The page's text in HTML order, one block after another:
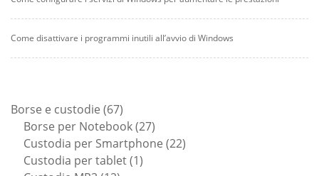
Come disattivare i programmi inutili all’avvio di Windows
Borse e custodie 6767
prodotti
Borse per Notebook 2727
prodotti
Custodia per Smartphone 2222
Custodia per tablet 11